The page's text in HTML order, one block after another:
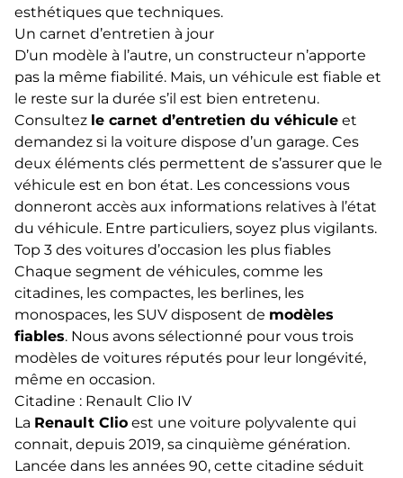
esthétiques que techniques.
Un carnet d’entretien à jour
D’un modèle à l’autre, un constructeur n’apporte
pas la même fiabilité. Mais, un véhicule est fiable et
le reste sur la durée s’il est bien entretenu.
Consultez le carnet d’entretien du véhicule et
demandez si la voiture dispose d’un garage. Ces
deux éléments clés permettent de s’assurer que le
véhicule est en bon état. Les concessions vous
donneront accès aux informations relatives à l’état
du véhicule. Entre particuliers, soyez plus vigilants.
Top 3 des voitures d’occasion les plus fiables
Chaque segment de véhicules, comme les
citadines, les compactes, les berlines, les
monospaces, les SUV disposent de modèles
fiables. Nous avons sélectionné pour vous trois
modèles de voitures réputés pour leur longévité,
même en occasion.
Citadine : Renault Clio IV
La Renault Clio est une voiture polyvalente qui
connait, depuis 2019, sa cinquième génération.
Lancée dans les années 90, cette citadine séduit